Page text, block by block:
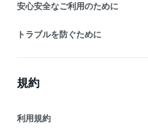
安心安全なご利用のために
トラブルを防ぐために
規約
利用規約